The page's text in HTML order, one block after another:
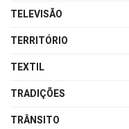
TELEVISÃO
TERRITÓRIO
TEXTIL
TRADIÇÕES
TRÂNSITO